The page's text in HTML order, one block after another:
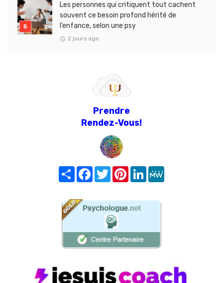
Les personnes qui critiquent tout cachent
souvent ce besoin profond hérité de
l’enfance, selon une psy
2 jours ago
Prendre
Rendez-Vous!
Share FacebookTwitterPinterest
LinkedIn